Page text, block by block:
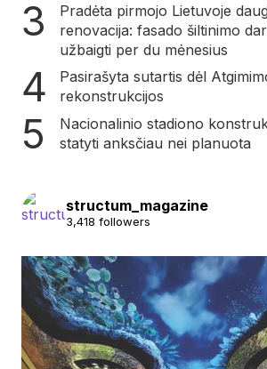
Pradėta pirmojo Lietuvoje
renovacija: fasado šiltinimo
užbaigti per du mėnesius
Pasirašyta sutartis dėl
rekonstrukcijos
Nacionalinio stadiono
statyti anksčiau nei planuota
structum_magazine
3,418 followers